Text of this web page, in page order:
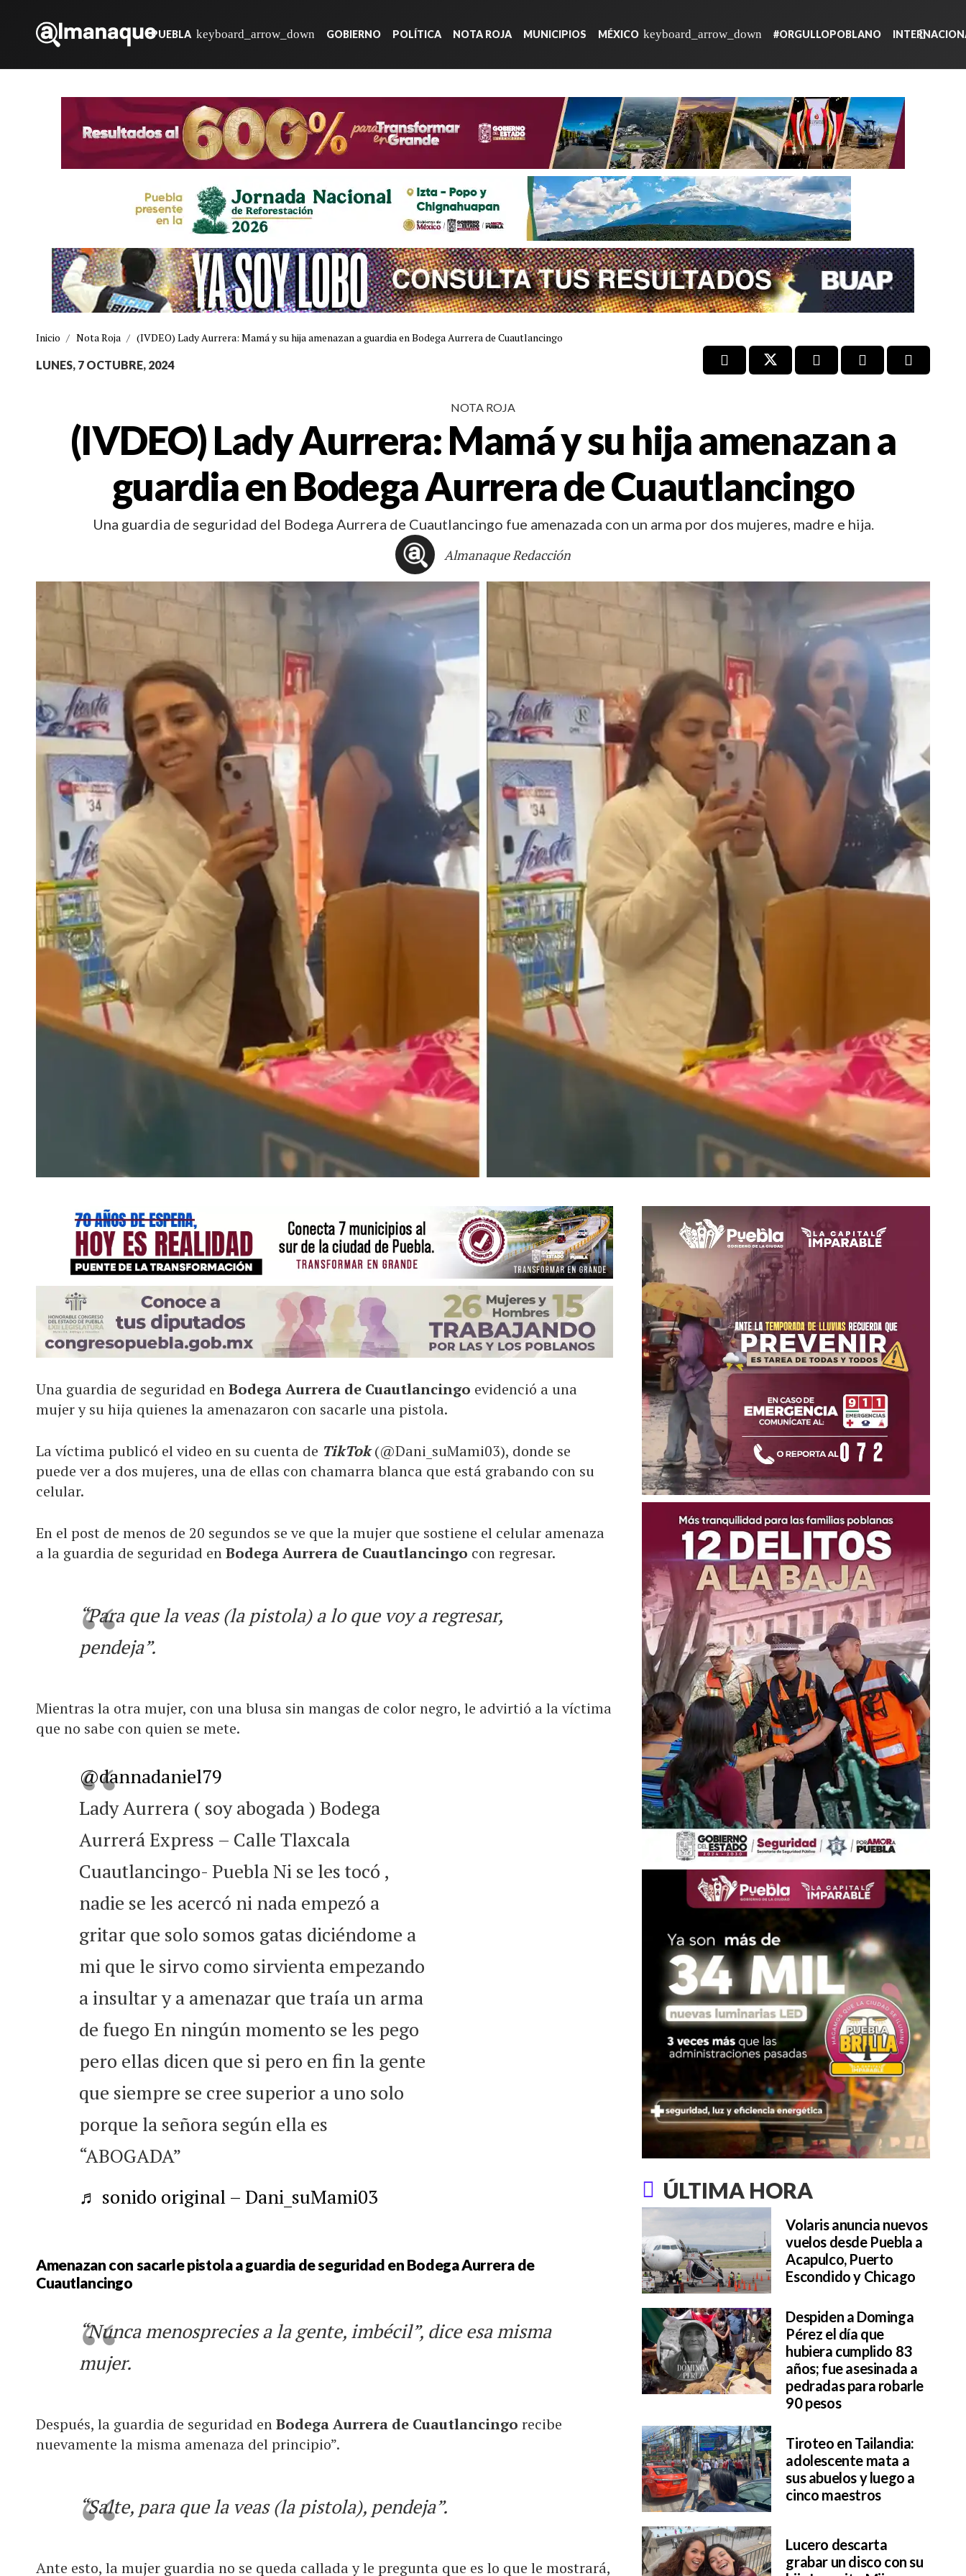
PUEBLA GOBIERNO POLÍTICA NOTA ROJA MUNICIPIOS MÉXICO #ORGULLOPOBLANO
Inicio / Nota Roja / (IVDEO) Lady Aurrera: Mamá y su hija amenazan a guardia en Bodega Aurrera de Cuautlancingo
LUNES, 7 OCTUBRE, 2024
NOTA ROJA
(IVDEO) Lady Aurrera: Mamá y su hija amenazan a
guardia en Bodega Aurrera de Cuautlancingo
Una guardia de seguridad del Bodega Aurrera de Cuautlancingo fue amenazada con un arma por dos mujeres, madre e hija.
Almanaque Redacción
Una guardia de seguridad enBodega Aurrera de Cuautlancingo evidenció a una
mujer y su hija quienes la amenazaron con sacarle una pistola.
La víctima publicó el video en su cuenta de TikTok(@Dani_suMami03), donde se
puede ver a dos mujeres, una de ellas con chamarra blanca que está grabando con su
celular.
En el post de menos de 20 segundos se ve que la mujer que sostiene el celular amenaza
a la guardia de seguridad enBodega Aurrera de Cuautlancingo con regresar.
“Para que la veas (la pistola) a lo que voy a regresar,
pendeja”.
Mientras la otra mujer, con una blusa sin mangas de color negro, le advirtió a la víctima
que no sabe con quien se mete.
@dannadaniel79
Lady Aurrera ( soy abogada ) Bodega
Aurrerá Express – Calle Tlaxcala
Cuautlancingo- Puebla Ni se les tocó ,
nadie se les acercó ni nada empezó a
gritar que solo somos gatas diciéndome a
mi que le sirvo como sirvienta empezando
a insultar y a amenazar que traía un arma
de fuego En ningún momento se les pego
pero ellas dicen que si pero en fin la gente
que siempre se cree superior a uno solo
porque la señora según ella es
“ABOGADA”
♬ sonido original – Dani_suMami03
Amenazan con sacarle pistola a guardia de seguridad en Bodega Aurrera de
Cuautlancingo
“Nunca menosprecies a la gente, imbécil”, dice esa misma
mujer.
Después, la guardia de seguridad enBodega Aurrera de Cuautlancingo recibe
nuevamente la misma amenaza del principio”.
“Salte, para que la veas (la pistola), pendeja”.
Ante esto, la mujer guardia no se queda callada y le pregunta que es lo que le mostrará,
ÚLTIMA HORA
Volaris anuncia nuevos
vuelos desde Puebla a
Acapulco, Puerto
Escondido y Chicago
Despiden a Dominga
Pérez el día que
hubiera cumplido 83
años; fue asesinada a
pedradas para robarle
90 pesos
Tiroteo en Tailandia:
adolescente mata a
sus abuelos y luego a
cinco maestros
Lucero descarta
grabar un disco con su